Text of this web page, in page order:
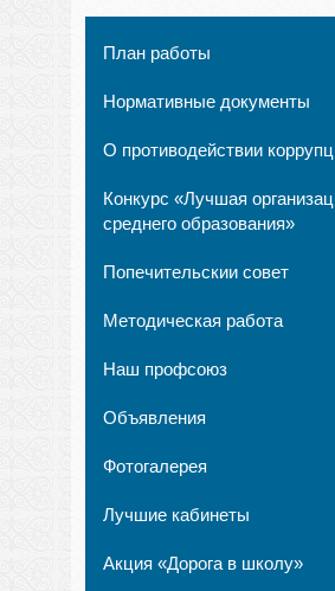
План работы
Нормативные документы
О противодействии
Конкурс «Лучшая
среднего образования»
Попечительскии совет
Методическая работа
Наш профсоюз
Объявления
Фотогалерея
Лучшие кабинеты
Акция «Дорога в школу»